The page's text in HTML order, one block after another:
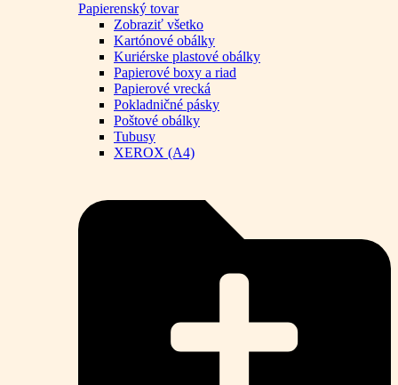
Papierenský tovar
Zobraziť všetko
Kartónové obálky
Kuriérske plastové obálky
Papierové boxy a riad
Papierové vrecká
Pokladničné pásky
Poštové obálky
Tubusy
XEROX (A4)